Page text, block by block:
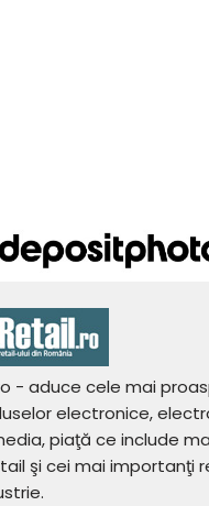
- aduce cele mai
electronice,
piaţă ce include
şi cei mai importanţi